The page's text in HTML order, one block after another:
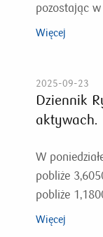
pozostając
Więcej
2025-09-23
Dziennik
aktywach.
W
pobliże
pobliże
Więcej